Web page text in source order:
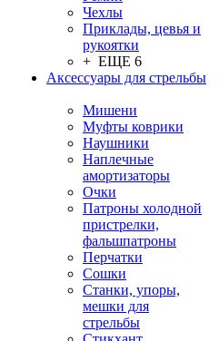
Чехлы
Приклады, цевья и
рукоятки
+ ЕЩЕ 6
Аксессуары для стрельбы
Мишени
Муфты коврики
Наушники
Наплечные
амортизаторы
Очки
Патроны холодной
пристрелки,
фальшпатроны
Перчатки
Сошки
Станки, упоры,
мешки для
стрельбы